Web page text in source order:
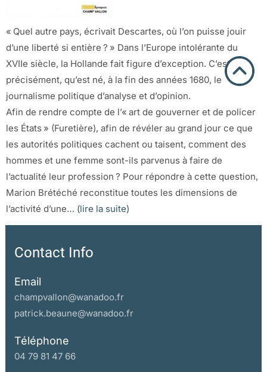
« Quel autre pays, écrivait Descartes, où l’on puisse jouir
d’une liberté si entière ? » Dans l’Europe intolérante du
XVIIe siècle, la Hollande fait figure d’exception. C’est là,
précisément, qu’est né, à la fin des années 1680, le
journalisme politique d’analyse et d’opinion.
Afin de rendre compte de l’« art de gouverner et de policer
les États » (Furetière), afin de révéler au grand jour ce que
les autorités politiques cachent ou taisent, comment des
hommes et une femme sont-ils parvenus à faire de
l’actualité leur profession ? Pour répondre à cette question,
Marion Brétéché reconstitue toutes les dimensions de
l’activité d’une… (lire la suite)
Contact Info
Email
champvallon@wanadoo.fr
patrick.beaune@wanadoo.fr
Téléphone
04 79 81 47 66